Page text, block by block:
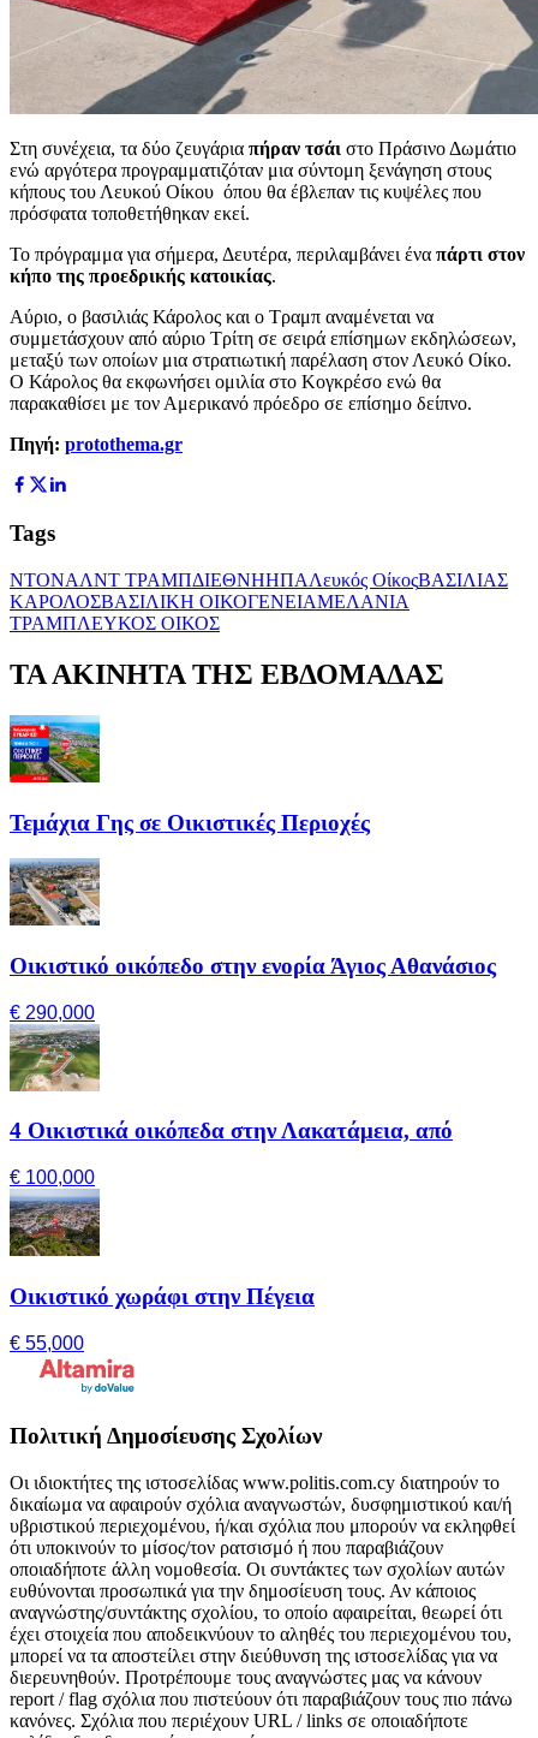
Στη συνέχεια, τα δύο ζευγάρια πήραν τσάι στο Πράσινο Δωμάτιο
ενώ αργότερα προγραμματιζόταν μια σύντομη ξενάγηση στους
κήπους του Λευκού Οίκου όπου θα έβλεπαν τις κυψέλες που
πρόσφατα τοποθετήθηκαν εκεί.
Το πρόγραμμα για σήμερα, Δευτέρα, περιλαμβάνει ένα πάρτι στον
κήπο της προεδρικής κατοικίας.
Αύριο, ο βασιλιάς Κάρολος και ο Τραμπ αναμένεται να
συμμετάσχουν από αύριο Τρίτη σε σειρά επίσημων εκδηλώσεων,
μεταξύ των οποίων μια στρατιωτική παρέλαση στον Λευκό Οίκο.
Ο Κάρολος θα εκφωνήσει ομιλία στο Κογκρέσο ενώ θα
παρακαθίσει με τον Αμερικανό πρόεδρο σε επίσημο δείπνο.
Πηγή: protothema.gr
Tags
ΝΤΟΝΑΛΝΤ ΤΡΑΜΠΔΙΕΘΝΗΗΠΑΛευκός ΟίκοςΒΑΣΙΛΙΑΣ
ΚΑΡΟΛΟΣΒΑΣΙΛΙΚΗ ΟΙΚΟΓΕΝΕΙΑΜΕΛΑΝΙΑ
ΤΡΑΜΠΛΕΥΚΟΣ ΟΙΚΟΣ
ΤΑ ΑΚΙΝΗΤΑ ΤΗΣ ΕΒΔΟΜΑΔΑΣ
Τεμάχια Γης σε Οικιστικές Περιοχές
Οικιστικό οικόπεδο στην ενορία Άγιος Αθανάσιος
€ 290,000
4 Οικιστικά οικόπεδα στην Λακατάμεια, από
€ 100,000
Οικιστικό χωράφι στην Πέγεια
€ 55,000
Πολιτική Δημοσίευσης Σχολίων
Οι ιδιοκτήτες της ιστοσελίδας www.politis.com.cy διατηρούν το
δικαίωμα να αφαιρούν σχόλια αναγνωστών, δυσφημιστικού και/ή
υβριστικού περιεχομένου, ή/και σχόλια που μπορούν να εκληφθεί
ότι υποκινούν το μίσος/τον ρατσισμό ή που παραβιάζουν
οποιαδήποτε άλλη νομοθεσία. Οι συντάκτες των σχολίων αυτών
ευθύνονται προσωπικά για την δημοσίευση τους. Αν κάποιος
αναγνώστης/συντάκτης σχολίου, το οποίο αφαιρείται, θεωρεί ότι
έχει στοιχεία που αποδεικνύουν το αληθές του περιεχομένου του,
μπορεί να τα αποστείλει στην διεύθυνση της ιστοσελίδας για να
διερευνηθούν. Προτρέπουμε τους αναγνώστες μας να κάνουν
report / flag σχόλια που πιστεύουν ότι παραβιάζουν τους πιο πάνω
κανόνες. Σχόλια που περιέχουν URL / links σε οποιαδήποτε